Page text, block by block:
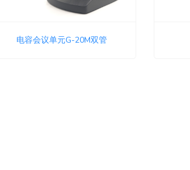
电容会议单元G-20M双管